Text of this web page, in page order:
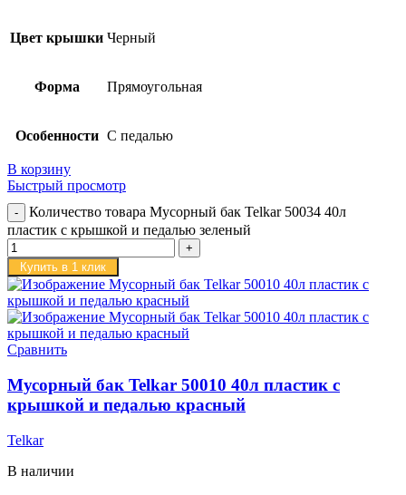
Цвет крышки Черный
Форма Прямоугольная
Особенности С педалью
В корзину
Быстрый просмотр
Количество товара Мусорный бак Telkar 50034 40л
пластик с крышкой и педалью зеленый
Купить в 1 клик
Сравнить
Мусорный бак Telkar 50010 40л пластик с
крышкой и педалью красный
Telkar
В наличии